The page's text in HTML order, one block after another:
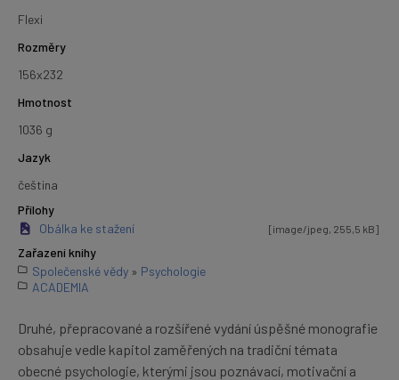
Flexi
Rozměry
156x232
Hmotnost
1036 g
Jazyk
čeština
Přílohy
Obálka ke stažení
[image/jpeg, 255,5 kB]
Zařazení knihy
Společenské vědy » Psychologie
ACADEMIA
Druhé, přepracované a rozšířené vydání úspěšné monografie
obsahuje vedle kapitol zaměřených na tradiční témata
obecné psychologie, kterými jsou poznávací, motivační a